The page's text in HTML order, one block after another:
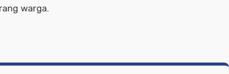
warga.